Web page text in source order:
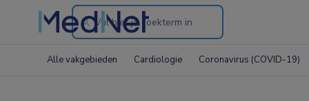
Search
the
Alle vakgebieden Cardiologie Coronavirus (COVID-19)